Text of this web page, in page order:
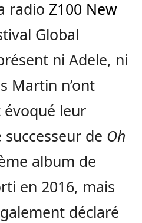
radio Z100 New
Global
ni Adele, ni
Martin n’ont
leur
de Oh
album de
en 2016, mais
déclaré